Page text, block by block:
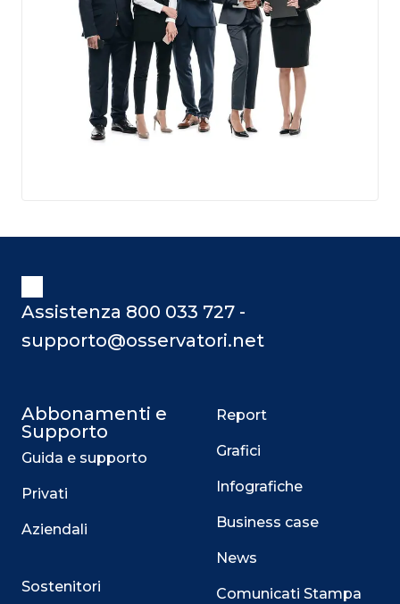
Assistenza 800 033 727 -
supporto@osservatori.net
Abbonamenti e
Supporto
Guida e supporto
Privati
Aziendali
Sostenitori
Report
Grafici
Infografiche
Business case
News
Comunicati Stampa